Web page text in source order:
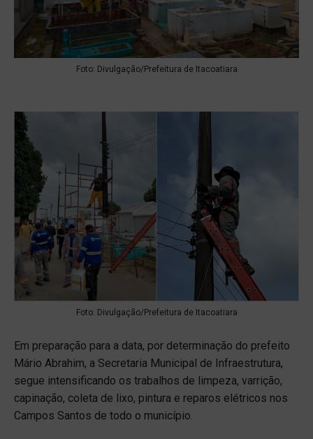
Foto: Divulgação/Prefeitura de Itacoatiara
Foto: Divulgação/Prefeitura de Itacoatiara
Em preparação para a data, por determinação do prefeito
Mário Abrahim, a Secretaria Municipal de Infraestrutura,
segue intensificando os trabalhos de limpeza, varrição,
capinação, coleta de lixo, pintura e reparos elétricos nos
Campos Santos de todo o município.